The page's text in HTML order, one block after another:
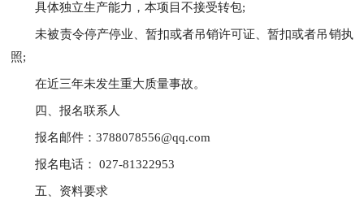
具体独立生产能力，本项目不接受转包;
未被责令停产停业、暂扣或者吊销许可证、暂扣或者吊销执
照;
在近三年未发生重大质量事故。
四、报名联系人
报名邮件：3788078556@qq.com
报名电话： 027-81322953
五、资料要求